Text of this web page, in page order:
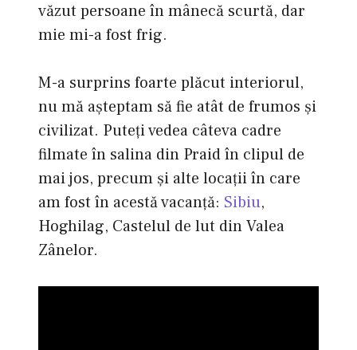
văzut persoane în mânecă scurtă, dar
mie mi-a fost frig.
M-a surprins foarte plăcut interiorul,
nu mă aşteptam să fie atât de frumos şi
civilizat. Puteţi vedea câteva cadre
filmate în salina din Praid în clipul de
mai jos, precum şi alte locaţii în care
am fost în acestă vacanţă: Sibiu,
Hoghilag, Castelul de lut din Valea
Zânelor.